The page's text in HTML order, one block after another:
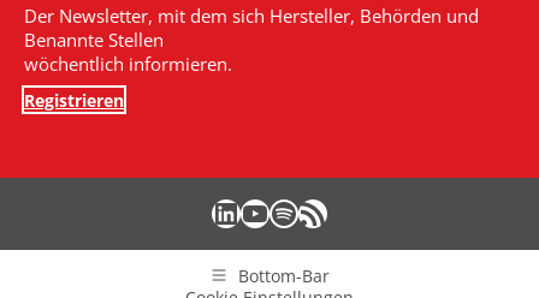
Der Newsletter, mit dem sich Hersteller, Behörden und
Benannte Stellen
wöchentlich informieren.
Registrieren
LinkedIn
YouTube
Spotify
RSS-Feed
Bottom-Bar